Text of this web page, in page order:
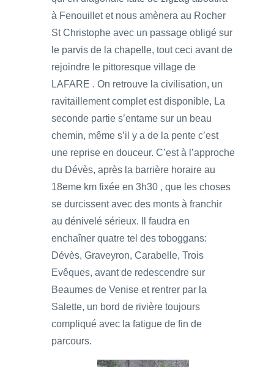
à Fenouillet et nous amènera au Rocher
St Christophe avec un passage obligé sur
le parvis de la chapelle, tout ceci avant de
rejoindre le pittoresque village de
LAFARE . On retrouve la civilisation, un
ravitaillement complet est disponible, La
seconde partie s’entame sur un beau
chemin, même s’il y a de la pente c’est
une reprise en douceur. C’est à l’approche
du Dévès, après la barrière horaire au
18eme km fixée en 3h30 , que les choses
se durcissent avec des monts à franchir
au dénivelé sérieux. Il faudra en
enchaîner quatre tel des toboggans:
Dévès, Graveyron, Carabelle, Trois
Evêques, avant de redescendre sur
Beaumes de Venise et rentrer par la
Salette, un bord de rivière toujours
compliqué avec la fatigue de fin de
parcours.